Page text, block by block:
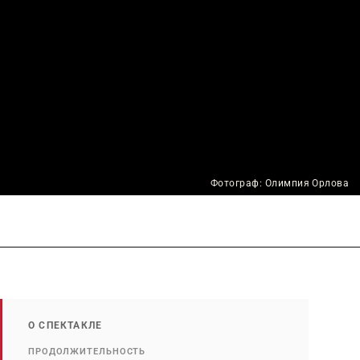
Фотограф: Олимпия Орлова
О СПЕКТАКЛЕ
ПРОДОЛЖИТЕЛЬНОСТЬ